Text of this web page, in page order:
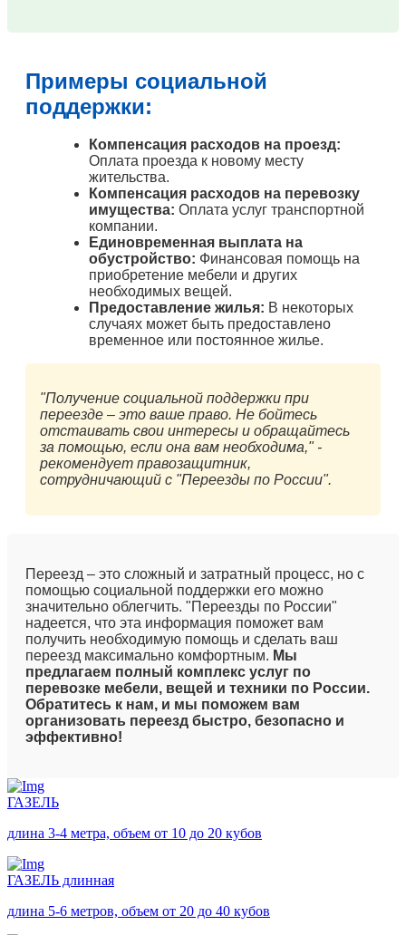
Примеры социальной
поддержки:
Компенсация расходов на проезд:
Оплата проезда к новому месту
жительства.
Компенсация расходов на перевозку
имущества: Оплата услуг транспортной
компании.
Единовременная выплата на
обустройство: Финансовая помощь на
приобретение мебели и других
необходимых вещей.
Предоставление жилья: В некоторых
случаях может быть предоставлено
временное или постоянное жилье.
"Получение социальной поддержки при
переезде – это ваше право. Не бойтесь
отстаивать свои интересы и обращайтесь
за помощью, если она вам необходима," -
рекомендует правозащитник,
сотрудничающий с "Переезды по России".
Переезд – это сложный и затратный процесс, но с
помощью социальной поддержки его можно
значительно облегчить. "Переезды по России"
надеется, что эта информация поможет вам
получить необходимую помощь и сделать ваш
переезд максимально комфортным. Мы
предлагаем полный комплекс услуг по
перевозке мебели, вещей и техники по России.
Обратитесь к нам, и мы поможем вам
организовать переезд быстро, безопасно и
эффективно!
ГАЗЕЛЬ
длина 3-4 метра, объем от 10 до 20 кубов
ГАЗЕЛЬ длинная
длина 5-6 метров, объем от 20 до 40 кубов